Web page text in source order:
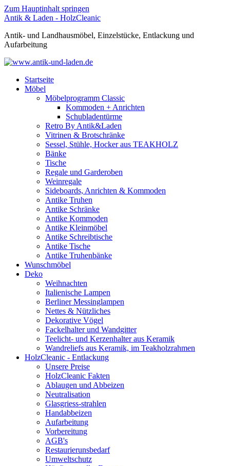
Zum Hauptinhalt springen
Antik & Laden - HolzCleanic
Antik- und Landhausmöbel, Einzelstücke, Entlackung und
Aufarbeitung
Startseite
Möbel
Möbelprogramm Classic
Kommoden + Anrichten
Schubladentürme
Retro By Antik&Laden
Vitrinen & Brotschränke
Sessel, Stühle, Hocker aus TEAKHOLZ
Bänke
Tische
Regale und Garderoben
Weinregale
Sideboards, Anrichten & Kommoden
Antike Truhen
Antike Schränke
Antike Kommoden
Antike Kleinmöbel
Antike Schreibtische
Antike Tische
Antike Truhenbänke
Wunschmöbel
Deko
Weihnachten
Italienische Lampen
Berliner Messinglampen
Nettes & Nützliches
Dekorative Vögel
Fackelhalter und Wandgitter
Teelicht- und Kerzenhalter aus Keramik
Wandreliefs aus Keramik, im Teakholzrahmen
HolzCleanic - Entlackung
Unsere Preise
HolzCleanic Fakten
Ablaugen und Abbeizen
Neutralisation
Glasgriess-strahlen
Handabbeizen
Aufarbeitung
Vorbereitung
AGB's
Restaurierunsbedarf
Umweltschutz